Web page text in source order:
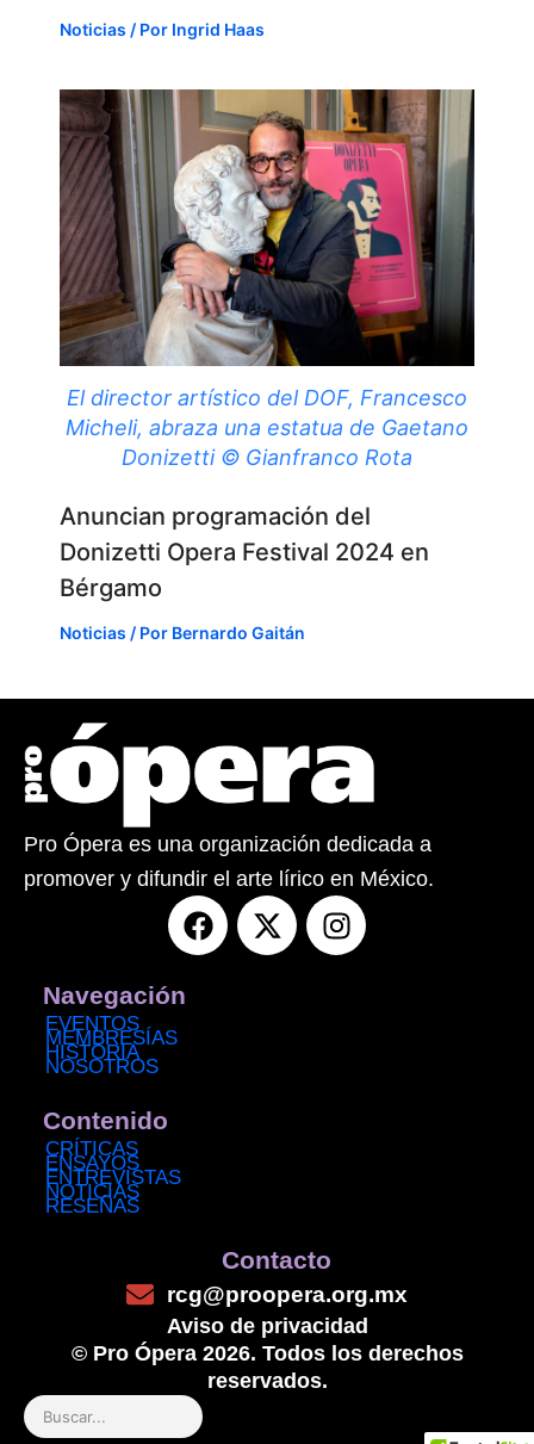
Noticias / Por Ingrid Haas
El director artístico del DOF, Francesco
Micheli, abraza una estatua de Gaetano
Donizetti © Gianfranco Rota
Anuncian programación del
Donizetti Opera Festival 2024 en
Bérgamo
Noticias / Por Bernardo Gaitán
Pro Ópera es una organización dedicada a
promover y difundir el arte lírico en México.
F
a
X
-
I
n
Navegación
EVENTOS
MEMBRESÍAS
HISTORIA
NOSOTROS
Contenido
CRÍTICAS
ENSAYOS
ENTREVISTAS
NOTICIAS
RESEÑAS
Contacto
rcg@proopera.org.mx
Aviso de privacidad
© Pro Ópera 2026. Todos los derechos
reservados.